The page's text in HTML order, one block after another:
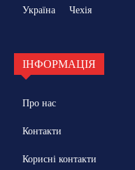
Україна
Чехія
ІНФОРМАЦІЯ
Про нас
Контакти
Корисні контакти